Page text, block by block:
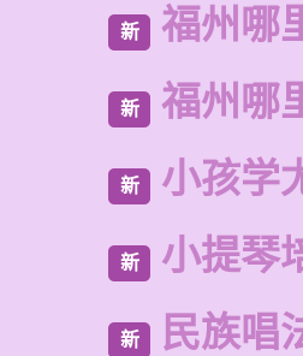
新 福州哪
新 福州哪
新 小孩学
新 小提琴
新 民族唱